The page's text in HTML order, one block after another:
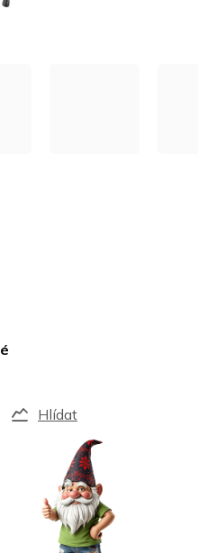
Hlídat